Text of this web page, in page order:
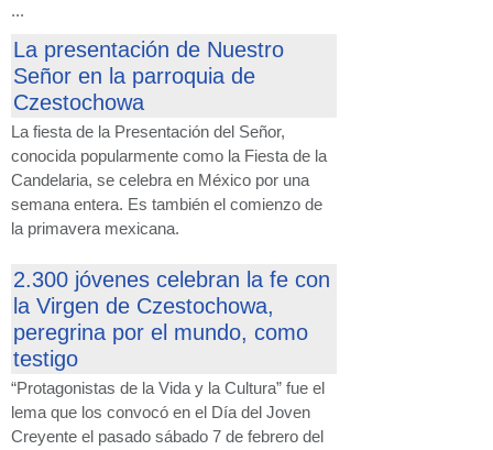
...
La presentación de Nuestro
Señor en la parroquia de
Czestochowa
La fiesta de la Presentación del Señor,
conocida popularmente como la Fiesta de la
Candelaria, se celebra en México por una
semana entera. Es también el comienzo de
la primavera mexicana.
2.300 jóvenes celebran la fe con
la Virgen de Czestochowa,
peregrina por el mundo, como
testigo
“Protagonistas de la Vida y la Cultura” fue el
lema que los convocó en el Día del Joven
Creyente el pasado sábado 7 de febrero del